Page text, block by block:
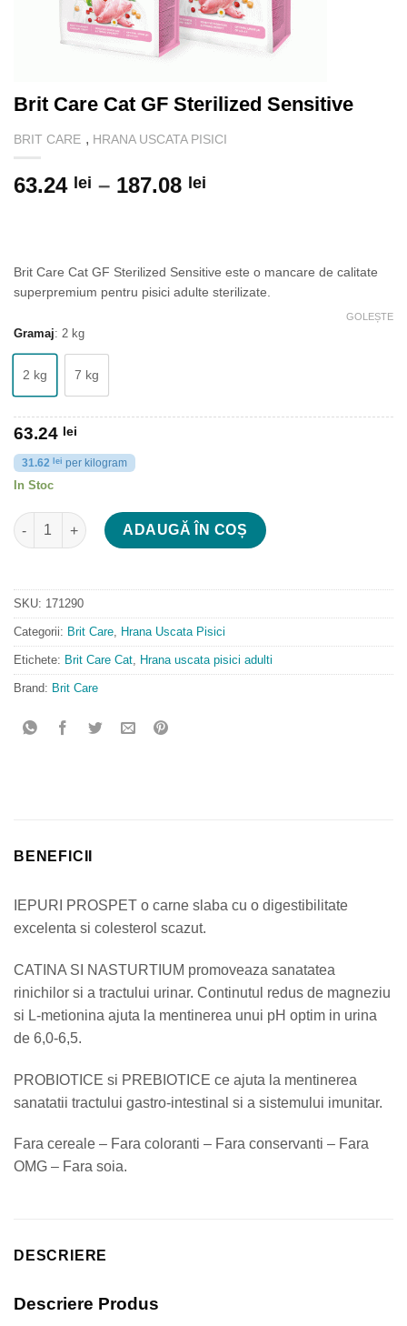
Brit Care Cat GF Sterilized Sensitive
BRIT CARE , HRANA USCATA PISICI
63.24 lei – 187.08 lei
până
la
Brit Care Cat GF Sterilized Sensitive este o mancare de calitate
superpremium pentru pisici adulte sterilizate.
Gramaj: 2 kg
2 kg 7 kg
GOLEȘTE
63.24 lei
31.62 lei per kilogram
In Stoc
Cantitate Brit Care Cat GF Sterilized Sensitive
ADAUGĂ ÎN COȘ
SKU: 171290
Categorii: Brit Care, Hrana Uscata Pisici
Etichete: Brit Care Cat, Hrana uscata pisici adulti
Brand: Brit Care
BENEFICII
IEPURI PROSPET o carne slaba cu o digestibilitate
excelenta si colesterol scazut.
CATINA SI NASTURTIUM promoveaza sanatatea
rinichilor si a tractului urinar. Continutul redus de magneziu
si L-metionina ajuta la mentinerea unui pH optim in urina
de 6,0-6,5.
PROBIOTICE si PREBIOTICE ce ajuta la mentinerea
sanatatii tractului gastro-intestinal si a sistemului imunitar.
Fara cereale – Fara coloranti – Fara conservanti – Fara
OMG – Fara soia.
DESCRIERE
Descriere Produs